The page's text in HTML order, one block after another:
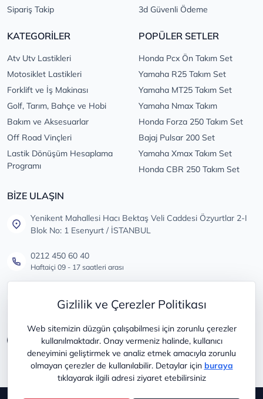
Gizlilik ve Çerezler Politikası
Web sitemizin düzgün çalışabilmesi için zorunlu çerezler
kullanılmaktadır. Onay vermeniz halinde, kullanıcı
deneyimini geliştirmek ve analiz etmek amacıyla zorunlu
olmayan çerezler de kullanılabilir. Detaylar için buraya
tıklayarak ilgili adresi ziyaret etebilirsiniz
Sipariş Takip
3d Güvenli Ödeme
KATEGORİLER
Atv Utv Lastikleri
Motosiklet Lastikleri
Forklift ve İş Makinası
Golf, Tarım, Bahçe ve Hobi
Bakım ve Aksesuarlar
Off Road Vinçleri
Lastik Dönüşüm Hesaplama
Programı
POPÜLER SETLER
Honda Pcx Ön Takım Set
Yamaha R25 Takım Set
Yamaha MT25 Takım Set
Yamaha Nmax Takım
Honda Forza 250 Takım Set
Bajaj Pulsar 200 Set
Yamaha Xmax Takım Set
Honda CBR 250 Takım Set
BİZE ULAŞIN
Yenikent Mahallesi Hacı Bektaş Veli Caddesi Özyurtlar 2-I
Blok No: 1 Esenyurt / İSTANBUL
0212 450 60 40
Haftaiçi 09 - 17 saatleri arası
Tüm öneri ve şikayetleriniz için